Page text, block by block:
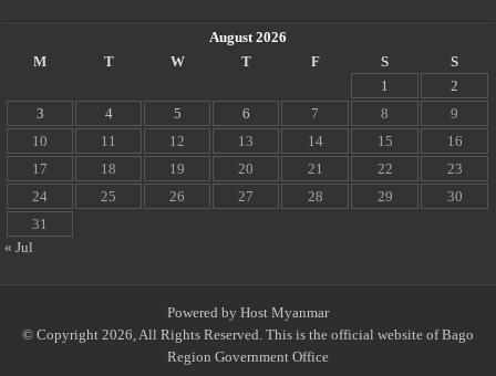
August 2026
M
T W T F S
S
1
2
3
4 5 6 7 8
9
10
11 12 13 14 15
16
17
18 19 20 21 22
23
24
25 26 27 28 29
30
31
« Jul
Powered by Host Myanmar
© Copyright 2026, All Rights Reserved. This is the official website of Bago
Region Government Office